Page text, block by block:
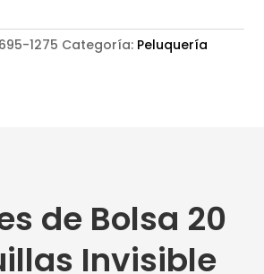
1275 Categoría: Peluquería
de Bolsa 20
Invisible